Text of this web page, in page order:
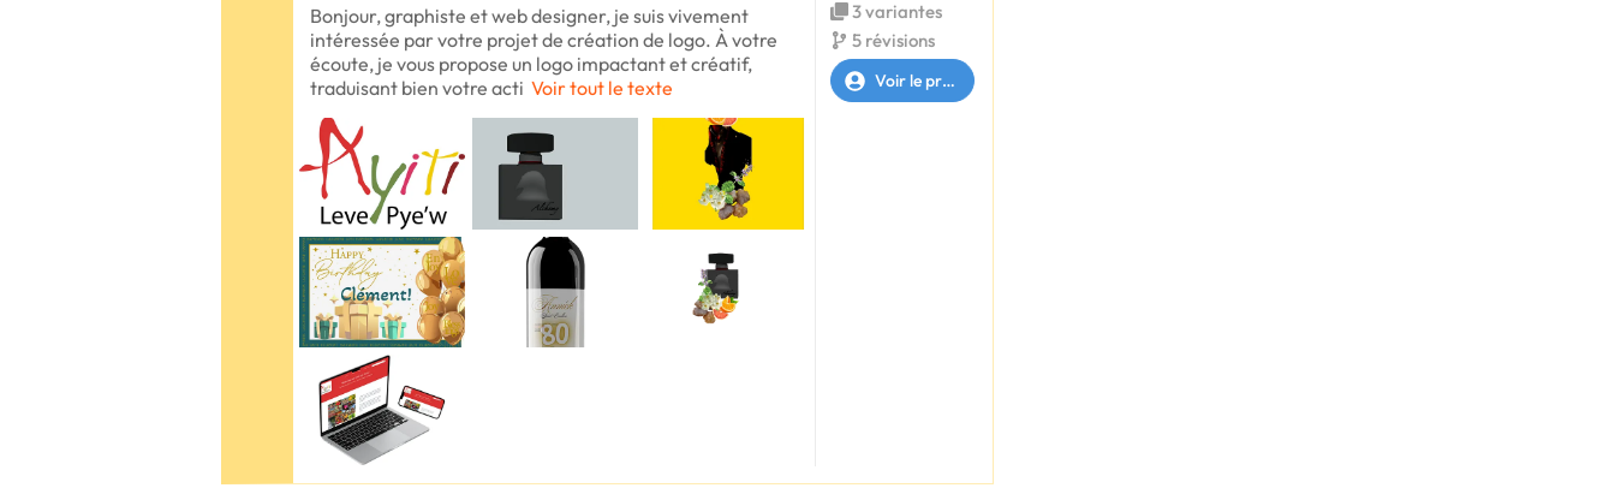
Bonjour, graphiste et web designer, je suis vivement
intéressée par votre projet de création de logo. À votre
écoute, je vous propose un logo impactant et créatif,
traduisant bien votre acti Voir tout le texte
3 variantes
5 révisions
Voir le profil